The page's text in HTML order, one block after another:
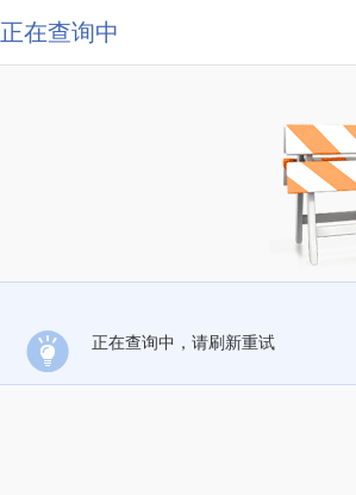
正在查询中
正在查询中，请刷新重试